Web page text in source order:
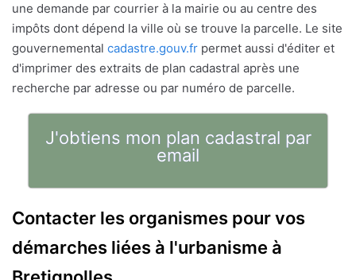
une demande par courrier à la mairie ou au centre des
impôts dont dépend la ville où se trouve la parcelle. Le site
gouvernemental cadastre.gouv.fr permet aussi d'éditer et
d'imprimer des extraits de plan cadastral après une
recherche par adresse ou par numéro de parcelle.
J'obtiens mon plan cadastral par
email
Contacter les organismes pour vos
démarches liées à l'urbanisme à